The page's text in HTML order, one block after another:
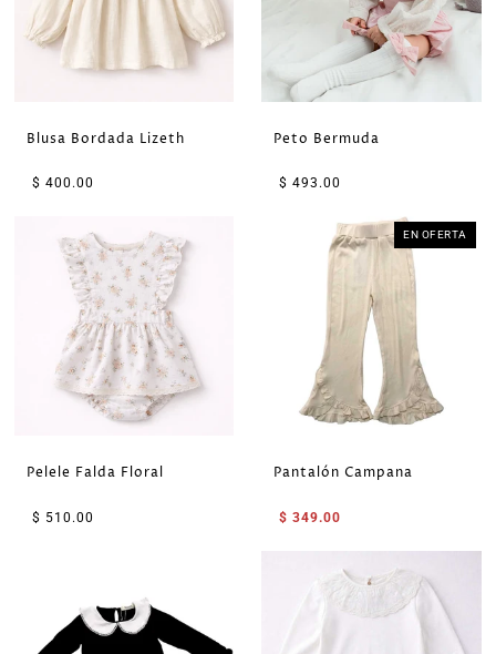
Blusa Bordada Lizeth
$ 400.00
Peto Bermuda
$ 493.00
Pelele Falda Floral
$ 510.00
EN OFERTA
Pantalón Campana
$ 349.00